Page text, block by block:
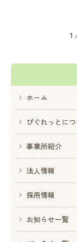
1
ホーム
ぴぐれっとに
事業所紹介
法人情報
採用情報
お知らせ一覧